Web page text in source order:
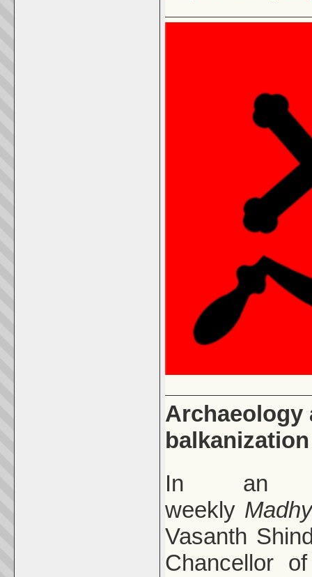
Archaeology
In an
weekly
Vasanth
Chancellor